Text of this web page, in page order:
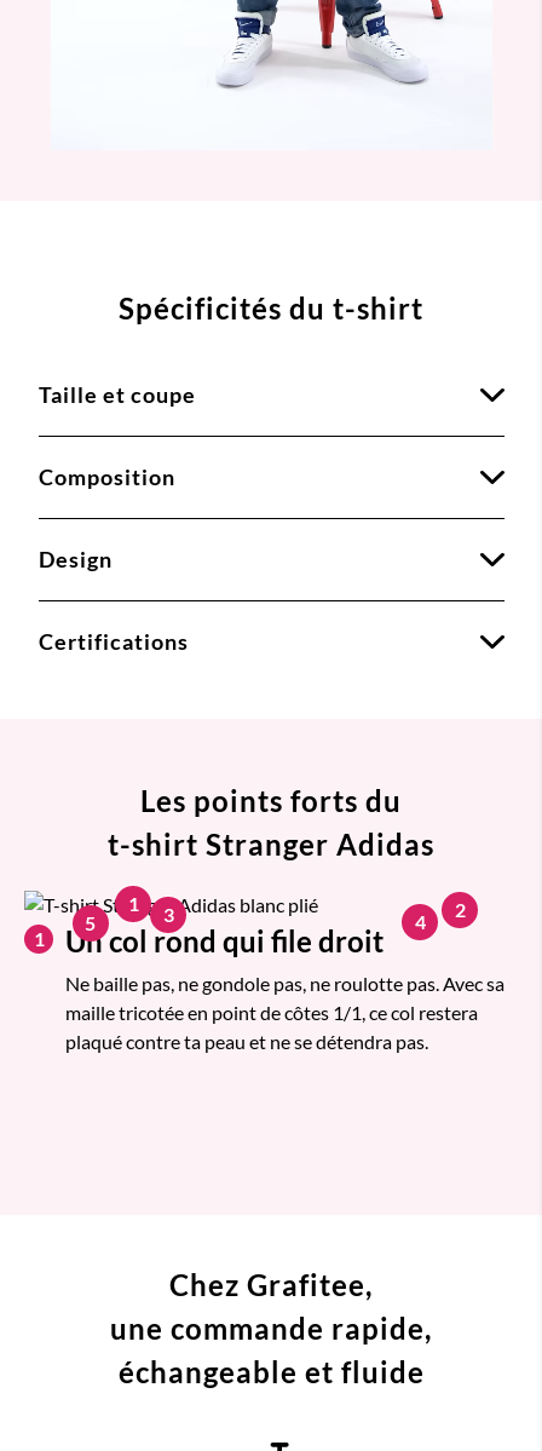
Spécificités du t-shirt
Taille et coupe
Composition
Design
Certifications
Les points forts du
t-shirt Stranger Adidas
1 Un col rond qui file droit
Ne baille pas, ne gondole pas, ne roulotte pas. Avec sa
maille tricotée en point de côtes 1/1, ce col restera
plaqué contre ta peau et ne se détendra pas.
1 2
3 4
5
Chez Grafitee,
une commande rapide,
échangeable et fluide